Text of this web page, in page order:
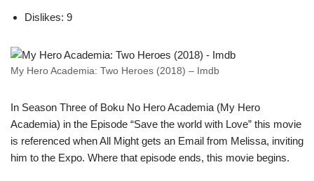
Dislikes: 9
My Hero Academia: Two Heroes (2018) – Imdb
In Season Three of Boku No Hero Academia (My Hero
Academia) in the Episode “Save the world with Love” this movie
is referenced when All Might gets an Email from Melissa, inviting
him to the Expo. Where that episode ends, this movie begins.